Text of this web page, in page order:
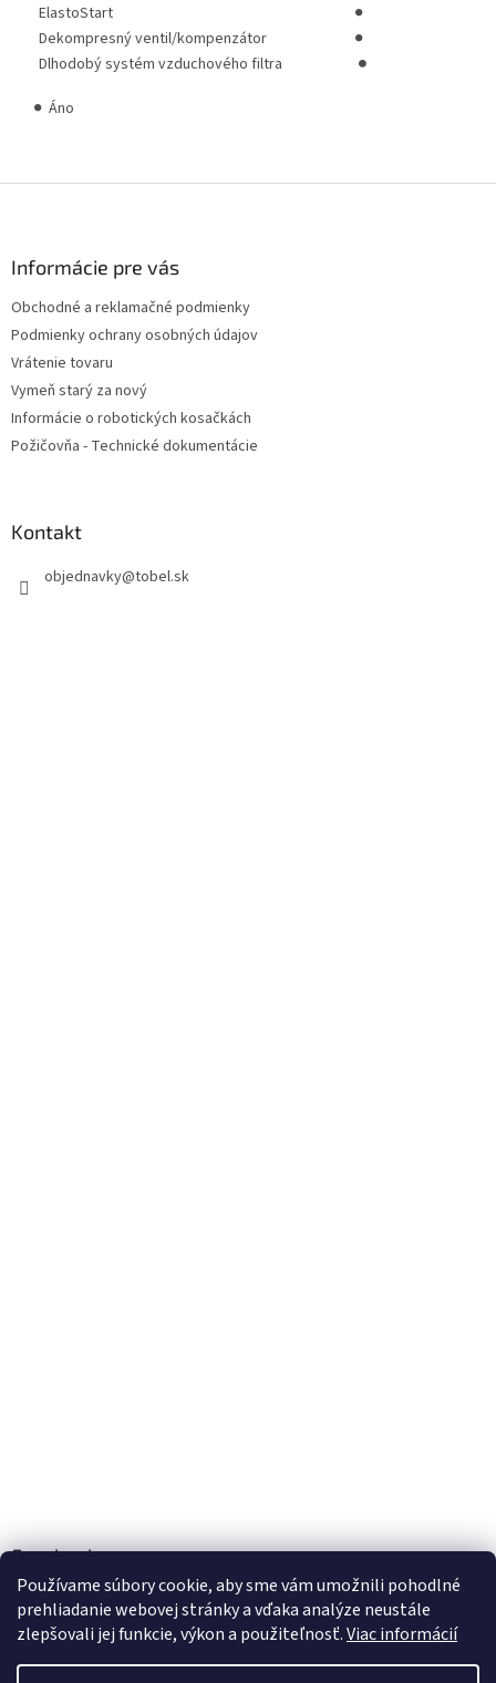
Používame súbory cookie, aby sme vám umožnili pohodlné
prehliadanie webovej stránky a vďaka analýze neustále
zlepšovali jej funkcie, výkon a použiteľnosť.Viac informácií
ElastoStart
●
Dekompresný ventil/kompenzátor
●
Dlhodobý systém vzduchového filtra
●
● Áno
Informácie pre vás
Obchodné a reklamačné podmienky
Podmienky ochrany osobných údajov
Vrátenie tovaru
Vymeň starý za nový
Informácie o robotických kosačkách
Požičovňa - Technické dokumentácie
Kontakt
objednavky@tobel.sk
Facebook
Vytvoril Shoptet